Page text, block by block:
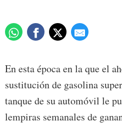
En esta época en la que el
sustitución de gasolina
tanque de su automóvil le
lempiras semanales de